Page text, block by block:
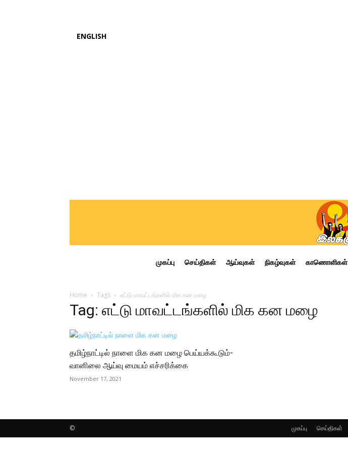
ENGLISH
முகப்பு செய்திகள் ஆய்வுகள் நிகழ்வுகள் காணொளிகள்
Home Tags எட்டு மாவட்டங்களில் மிக கன மழை
Tag: எட்டு மாவட்டங்களில் மிக கன மழை
தமிழ்நாட்டில் நாளை மிக கன மழை பெய்யக்கூடும்-
வானிலை ஆய்வு மையம் எச்சரிக்கை
November 17, 2021
முகப்பு செய்திகள்
©